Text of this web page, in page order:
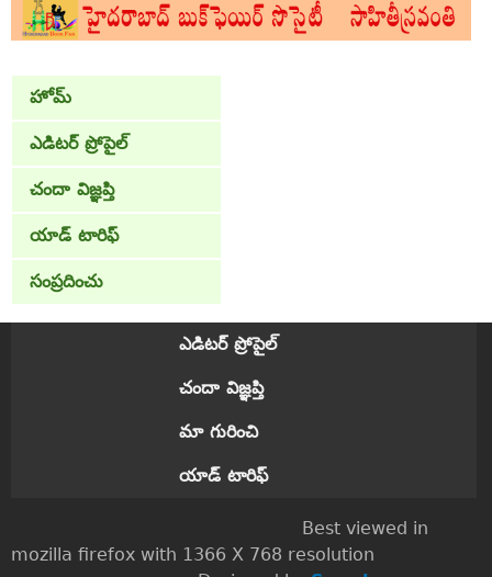
హోమ్
ఎడిటర్ ప్రోపైల్
చందా విజ్ఞప్తి
యాడ్ టారిఫ్
సంప్రదించు
ఎడిటర్ ప్రోపైల్
చందా విజ్ఞప్తి
మా గురించి
యాడ్ టారిఫ్
Best viewed in
mozilla firefox with 1366 X 768 resolution